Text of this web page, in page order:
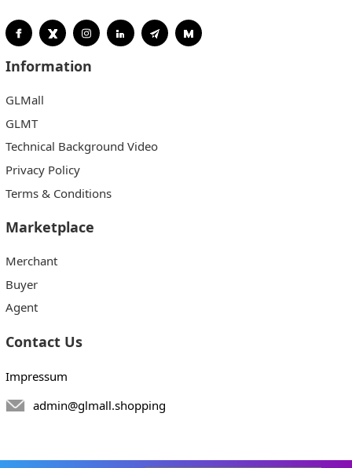
Information
GLMall
GLMT
Technical Background Video
Privacy Policy
Terms & Conditions
Marketplace
Merchant
Buyer
Agent
Contact Us
Impressum
admin@glmall.shopping